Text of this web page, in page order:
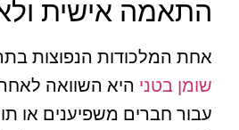
התאמה אישית ולא
אחת המלכודות הנפוצות
שומן בטני היא השוואה
עבור חברים משפיענים או